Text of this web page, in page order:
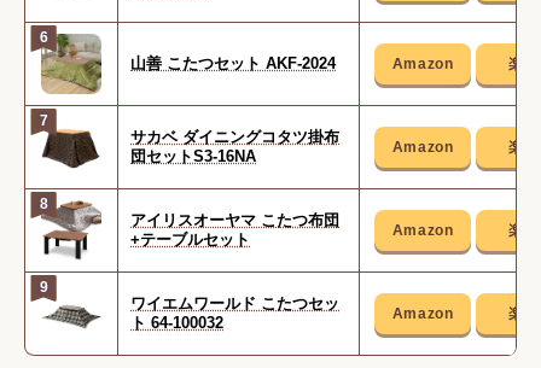
6
山善 こたつセット AKF-2024
7
サカベ ダイニングコタツ掛布
団セットS3-16NA
8
アイリスオーヤマ こたつ布団
+テーブルセット
9
ワイエムワールド こたつセッ
ト 64-100032